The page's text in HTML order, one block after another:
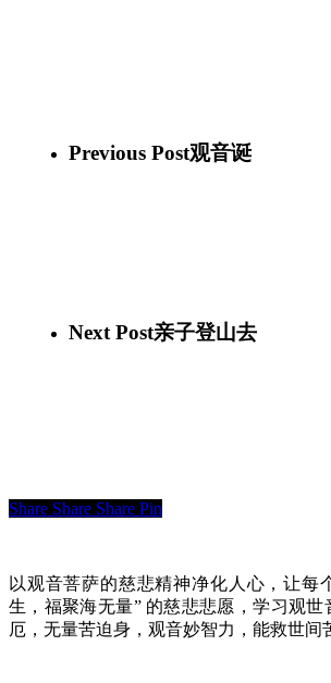
Previous Post观音诞
Next Post亲子登山去
Share Share Share Pin
以观音菩萨的慈悲精神净化人心，让每
生，福聚海无量” 的慈悲悲愿，学习观世
厄，无量苦迫身，观音妙智力，能救世间